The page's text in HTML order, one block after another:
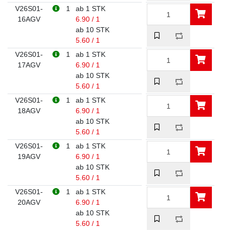
V26S01-
16AGV
1
ab 1 STK
6.90 / 1
ab 10 STK
5.60 / 1
V26S01-
17AGV
1
ab 1 STK
6.90 / 1
ab 10 STK
5.60 / 1
V26S01-
18AGV
1
ab 1 STK
6.90 / 1
ab 10 STK
5.60 / 1
V26S01-
19AGV
1
ab 1 STK
6.90 / 1
ab 10 STK
5.60 / 1
V26S01-
20AGV
1
ab 1 STK
6.90 / 1
ab 10 STK
5.60 / 1